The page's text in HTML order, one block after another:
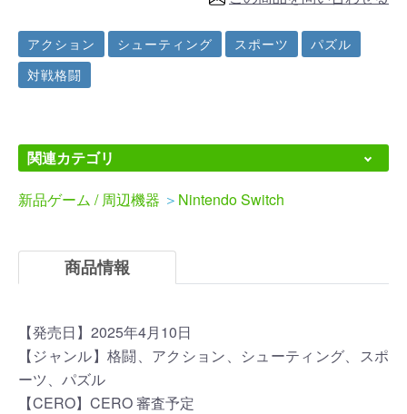
アクション シューティング スポーツ
パズル
対戦格闘
関連カテゴリ
新品ゲーム / 周辺機器 ＞ Nintendo Switch
商品情報
【発売日】2025年4月10日
【ジャンル】格闘、アクション、シューティング、スポ
ーツ、パズル
【CERO】CERO 審査予定